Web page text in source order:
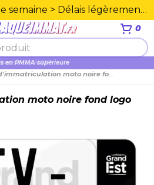
😎 Vacances d'été cette semaine > Délais légèrement rallongés. Merci☀️
0
en PMMA supérieure
moto noire fond logo Moselle 57
moto noire fond logo